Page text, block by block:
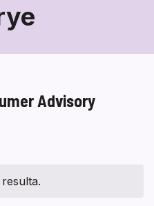
Advisory